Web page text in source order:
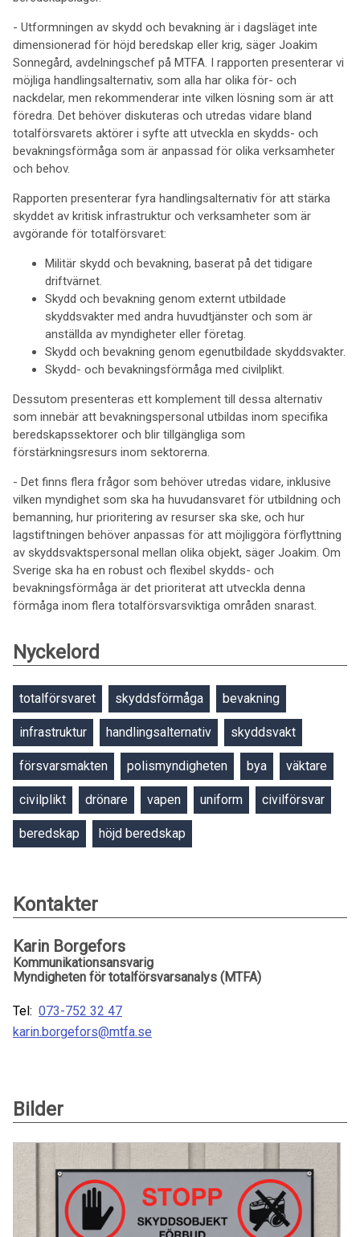
- Utformningen av skydd och bevakning är i dagsläget inte
dimensionerad för höjd beredskap eller krig, säger Joakim
Sonnegård, avdelningschef på MTFA. I rapporten presenterar vi
möjliga handlingsalternativ, som alla har olika för- och
nackdelar, men rekommenderar inte vilken lösning som är att
föredra. Det behöver diskuteras och utredas vidare bland
totalförsvarets aktörer i syfte att utveckla en skydds- och
bevakningsförmåga som är anpassad för olika verksamheter
och behov.
Rapporten presenterar fyra handlingsalternativ för att stärka
skyddet av kritisk infrastruktur och verksamheter som är
avgörande för totalförsvaret:
Militär skydd och bevakning, baserat på det tidigare
driftvärnet.
Skydd och bevakning genom externt utbildade
skyddsvakter med andra huvudtjänster och som är
anställda av myndigheter eller företag.
Skydd och bevakning genom egenutbildade skyddsvakter.
Skydd- och bevakningsförmåga med civilplikt.
Dessutom presenteras ett komplement till dessa alternativ
som innebär att bevakningspersonal utbildas inom specifika
beredskapssektorer och blir tillgängliga som
förstärkningsresurs inom sektorerna.
- Det finns flera frågor som behöver utredas vidare, inklusive
vilken myndighet som ska ha huvudansvaret för utbildning och
bemanning, hur prioritering av resurser ska ske, och hur
lagstiftningen behöver anpassas för att möjliggöra förflyttning
av skyddsvaktspersonal mellan olika objekt, säger Joakim. Om
Sverige ska ha en robust och flexibel skydds- och
bevakningsförmåga är det prioriterat att utveckla denna
förmåga inom flera totalförsvarsviktiga områden snarast.
Nyckelord
totalförsvaret skyddsförmåga bevakning
infrastruktur handlingsalternativ skyddsvakt
försvarsmakten polismyndigheten bya väktare
civilplikt drönare vapen uniform civilförsvar
beredskap höjd beredskap
Kontakter
Karin Borgefors
Kommunikationsansvarig
Myndigheten för totalförsvarsanalys (MTFA)
Tel: 073-752 32 47
karin.borgefors@mtfa.se
Bilder